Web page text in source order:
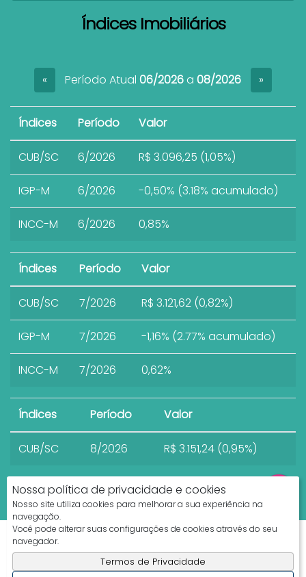
Nossa política de privacidade e cookies
Nosso site utiliza cookies para melhorar a sua experiência na
navegação.
Você pode alterar suas configurações de cookies através do seu
navegador.
Termos de Privacidade
Índices Imobiliários
« Período Atual 06/2026a 08/2026 »
Índices Período Valor
CUB/SC 6/2026 R$ 3.096,25 (1,05%)
IGP-M 6/2026 -0,50% (3.18% acumulado)
INCC-M 6/2026 0,85%
Índices Período Valor
CUB/SC 7/2026 R$ 3.121,62 (0,82%)
IGP-M 7/2026 -1,16% (2.77% acumulado)
INCC-M 7/2026 0,62%
Índices Período Valor
CUB/SC 8/2026 R$ 3.151,24 (0,95%)
Apresenta.me ~ Plataforma Imobiliária
Copyright © 2026 ~ 0.0000s